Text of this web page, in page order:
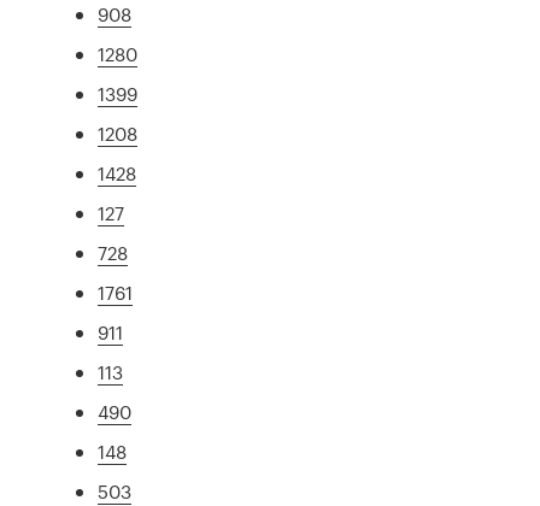
908
1280
1399
1208
1428
127
728
1761
911
113
490
148
503